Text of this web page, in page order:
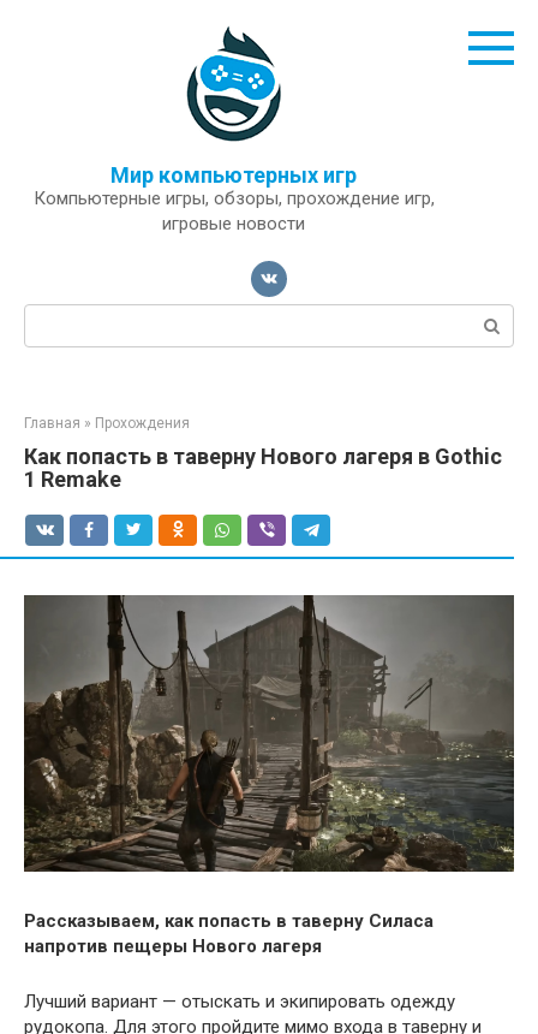
Мир компьютерных игр
Компьютерные игры, обзоры, прохождение игр,
игровые новости
Поиск:
Главная » Прохождения
Как попасть в таверну Нового лагеря в Gothic
1 Remake
Рассказываем, как попасть в таверну Силаса
напротив пещеры Нового лагеря
Лучший вариант — отыскать и экипировать одежду
рудокопа. Для этого пройдите мимо входа в таверну и